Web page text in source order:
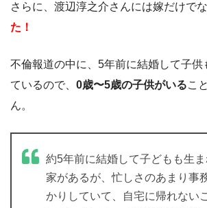
さらに、渡辺淳之介さんには嫁だけでな
た！
不倫報道の中に、5年前に結婚して子供
ているので、 0歳〜5歳の子供がいるこ
ん。
約5年前に結婚して子どもも生
家があるが、忙しさのあまり事
かりしていて、自宅に帰れない